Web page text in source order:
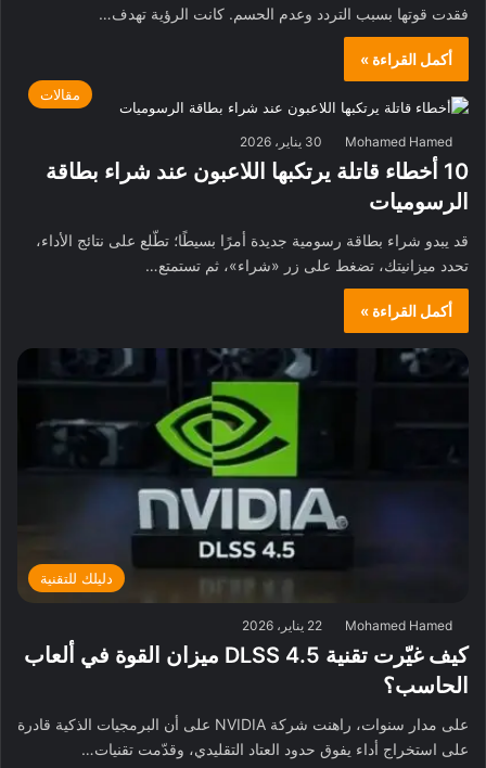
فقدت قوتها بسبب التردد وعدم الحسم. كانت الرؤية تهدف…
أكمل القراءة »
مقالات
Mohamed Hamed 30 يناير، 2026
10 أخطاء قاتلة يرتكبها اللاعبون عند شراء بطاقة
الرسوميات
قد يبدو شراء بطاقة رسومية جديدة أمرًا بسيطًا؛ تطّلع على نتائج الأداء،
تحدد ميزانيتك، تضغط على زر «شراء»، ثم تستمتع…
أكمل القراءة »
دليلك للتقنية
Mohamed Hamed 22 يناير، 2026
كيف غيّرت تقنية DLSS 4.5 ميزان القوة في ألعاب
الحاسب؟
على مدار سنوات، راهنت شركة NVIDIA على أن البرمجيات الذكية قادرة
على استخراج أداء يفوق حدود العتاد التقليدي، وقدّمت تقنيات…